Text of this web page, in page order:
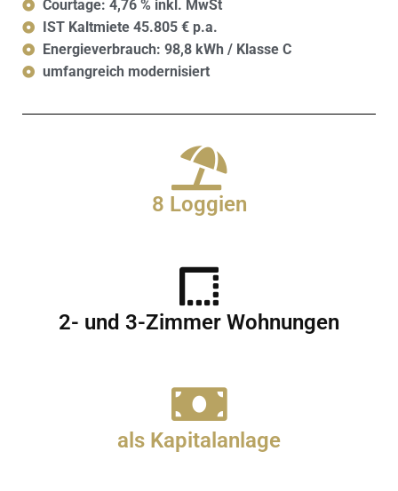
Courtage: 4,76 % inkl. MwSt
IST Kaltmiete 45.805 € p.a.
Energieverbrauch: 98,8 kWh / Klasse C
umfangreich modernisiert
8 Loggien
2- und 3-Zimmer Wohnungen
als Kapitalanlage